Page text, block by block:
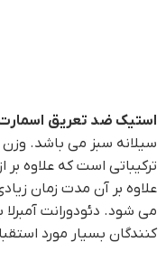
استیک ضد تعریق اسمارت
ترکیباتی است که علاوه
علاوه بر آن مدت زمان
می شود. دئودورانت
کنندگان بسیار مورد